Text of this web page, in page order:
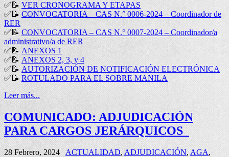
✅📝VER CRONOGRAMA Y ETAPAS
✅📝CONVOCATORIA – CAS N.° 0006-2024 – Coordinador de
RER
✅📝CONVOCATORIA – CAS N.° 0007-2024 – Coordinador/a
administrativo/a de RER
✅📝ANEXOS 1
✅📝 ANEXOS 2, 3, y 4
✅📝 AUTORIZACIÓN DE NOTIFICACIÓN ELECTRÓNICA
✅📝ROTULADO PARA EL SOBRE MANILA
Leer más...
COMUNICADO: ADJUDICACIÓN
PARA CARGOS JERÁRQUICOS
28 Febrero, 2024 ACTUALIDAD, ADJUDICACIÓN, AGA,